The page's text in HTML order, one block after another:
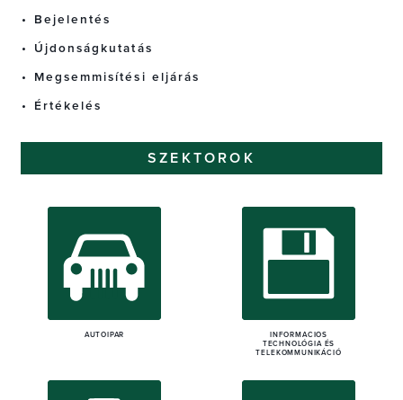
Bejelentés
Újdonságkutatás
Megsemmisítési eljárás
Értékelés
SZEKTOROK
AUTÓIPAR
INFORMÁCIÓS
TECHNOLÓGIA ÉS
TELEKOMMUNIKÁCIÓ